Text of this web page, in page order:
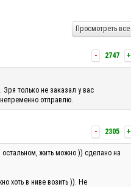
Просмотреть все
- 2747 +
только не заказал у вас
отправлю.
- 2305 +
жить можно )) сделано на
хоть в ниве возить )). Не